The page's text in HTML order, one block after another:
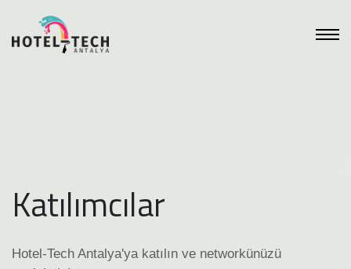
Katılımcılar
Hotel-Tech Antalya'ya katılın ve networkünüzü